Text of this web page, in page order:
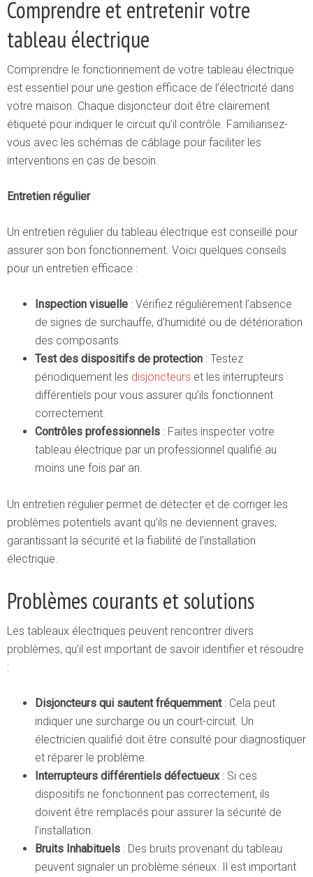
Comprendre et entretenir votre
tableau électrique
Comprendre le fonctionnement de votre tableau électrique
est essentiel pour une gestion efficace de l’électricité dans
votre maison. Chaque disjoncteur doit être clairement
étiqueté pour indiquer le circuit qu’il contrôle. Familiarisez-
vous avec les schémas de câblage pour faciliter les
interventions en cas de besoin.
Entretien régulier
Un entretien régulier du tableau électrique est conseillé pour
assurer son bon fonctionnement. Voici quelques conseils
pour un entretien efficace :
Inspection visuelle : Vérifiez régulièrement l’absence
de signes de surchauffe, d’humidité ou de détérioration
des composants.
Test des dispositifs de protection : Testez
périodiquement les disjoncteurs et les interrupteurs
différentiels pour vous assurer qu’ils fonctionnent
correctement.
Contrôles professionnels : Faites inspecter votre
tableau électrique par un professionnel qualifié au
moins une fois par an.
Un entretien régulier permet de détecter et de corriger les
problèmes potentiels avant qu’ils ne deviennent graves,
garantissant la sécurité et la fiabilité de l’installation
électrique.
Problèmes courants et solutions
Les tableaux électriques peuvent rencontrer divers
problèmes, qu’il est important de savoir identifier et résoudre
:
Disjoncteurs qui sautent fréquemment: Cela peut
indiquer une surcharge ou un court-circuit. Un
électricien qualifié doit être consulté pour diagnostiquer
et réparer le problème.
Interrupteurs différentiels défectueux: Si ces
dispositifs ne fonctionnent pas correctement, ils
doivent être remplacés pour assurer la sécurité de
l’installation.
Bruits Inhabituels : Des bruits provenant du tableau
peuvent signaler un problème sérieux. Il est important